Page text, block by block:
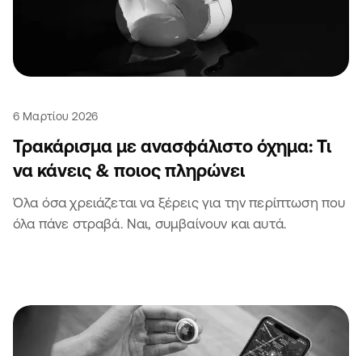
6 Μαρτίου 2026
Τρακάρισμα με ανασφάλιστο όχημα: Τι
να κάνεις & ποιος πληρώνει
Όλα όσα χρειάζεται να ξέρεις για την περίπτωση που
όλα πάνε στραβά. Ναι, συμβαίνουν και αυτά.